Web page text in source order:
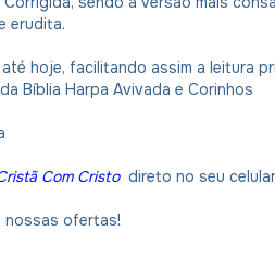
erudita.
hoje, facilitando assim a leitura
Bíblia Harpa Avivada e Corinhos
Com Cristo direto no seu
nossas ofertas!